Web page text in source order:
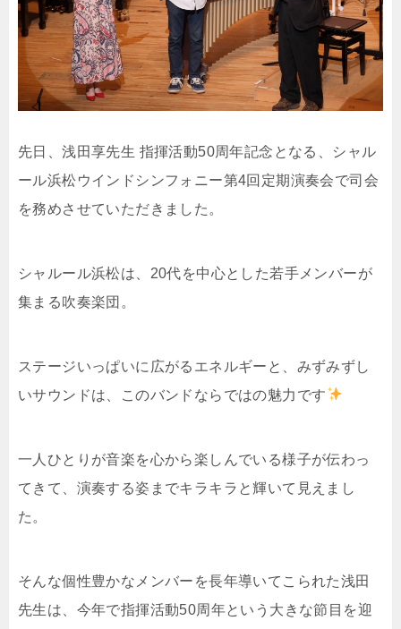
先日、浅田享先生 指揮活動50周年記念となる、シャル
ール浜松ウインドシンフォニー第4回定期演奏会で司会
を務めさせていただきました。
シャルール浜松は、20代を中心とした若手メンバーが
集まる吹奏楽団。
ステージいっぱいに広がるエネルギーと、みずみずし
いサウンドは、このバンドならではの魅力です
一人ひとりが音楽を心から楽しんでいる様子が伝わっ
てきて、演奏する姿までキラキラと輝いて見えまし
た。
そんな個性豊かなメンバーを長年導いてこられた浅田
先生は、今年で指揮活動50周年という大きな節目を迎